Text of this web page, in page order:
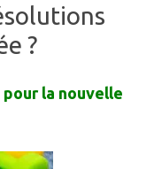
?
la nouvelle